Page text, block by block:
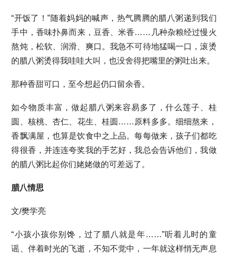
“开饭了！”随着妈妈的喊声，热气腾腾的腊八粥递到我们
手中，香味扑鼻而来，豆香、米香……几种杂粮经过慢火
熬炖，松软、润滑、爽口。我急不可待地猛喝一口，滚烫
的腊八粥烫得我哇哇大叫，也没舍得把嘴里的粥吐出来。
那种香甜可口，至今想起仍口留余香。
如今物质丰富，做起腊八粥来容易多了，什么莲子、桂
圆、核桃、杏仁、花生、桂圆……原料多多。细细熬来，
香飘满屋，也算是饮食中之上品。每每做来，孩子们都吃
得很香，并连连夸奖我的手艺好，我总会告诉他们，我做
的腊八粥比起你们姥姥做的可差远了。
腊八情思
文/樊学亮
“小孩小孩你别馋，过了腊八就是年……”听着儿时的童
谣、伴着时光的飞逝，不知不觉中，一年就这样悄无声息